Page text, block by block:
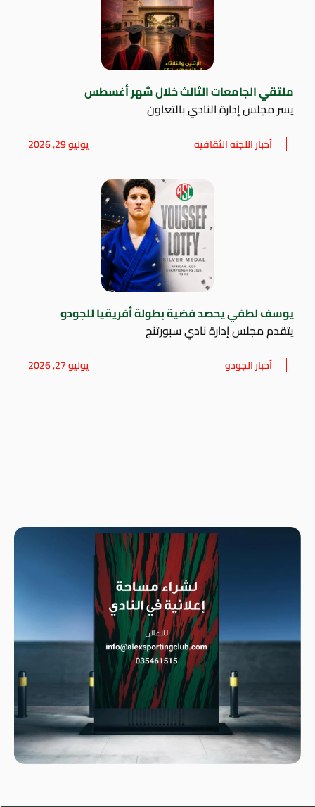
ملتقي الجامعات الثالث خلال شهر أغسطس
يسر مجلس إدارة النادي بالتعاون
أخبار اللجنه الثقافيه يوليو 29, 2026
يوسف لطفي يحصد فضية بطولة أفريقيا للجودو
يتقدم مجلس إدارة نادي سبورتنج
أخبار الجودو يوليو 27, 2026